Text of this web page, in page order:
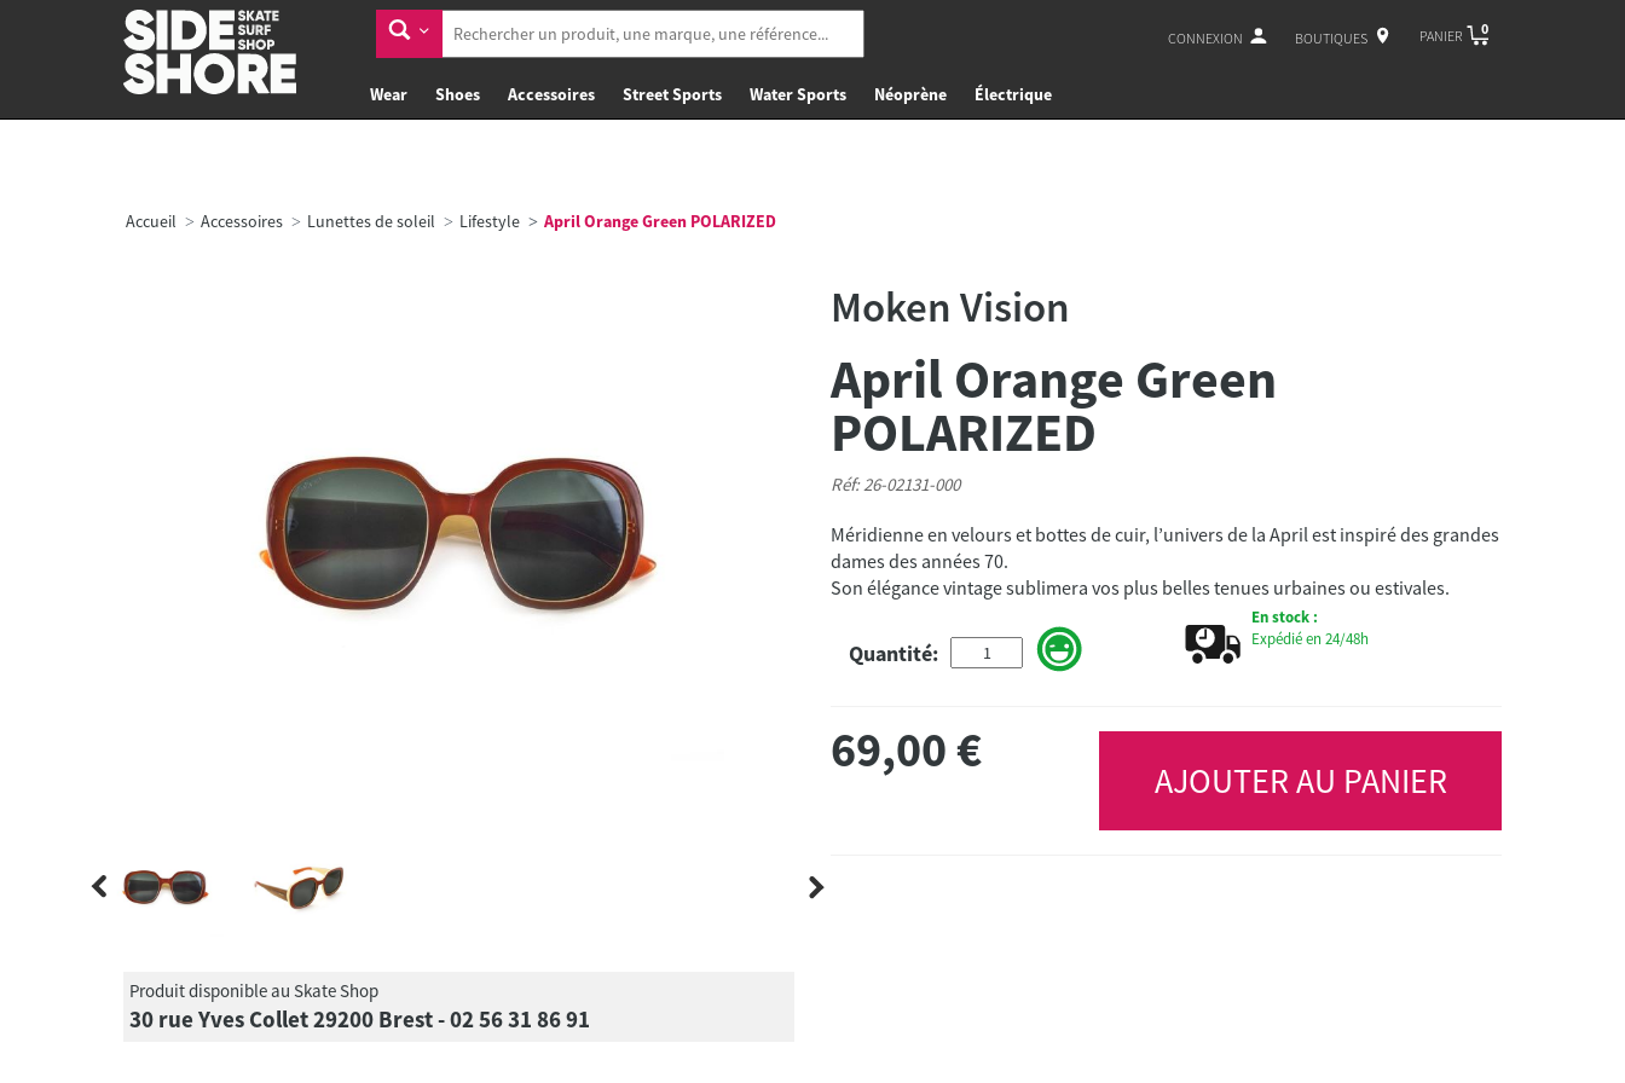
CONNEXION BOUTIQUES PANIER 0
Wear Shoes Accessoires Street Sports Water Sports Néoprène Électrique
Accueil Accessoires Lunettes de soleil Lifestyle April Orange Green POLARIZED
Produit disponible au Skate Shop
30 rue Yves Collet 29200 Brest - 02 56 31 86 91
Moken Vision
April Orange Green
POLARIZED
Réf: 26-02131-000
Méridienne en velours et bottes de cuir, l’univers de la April est inspiré des grandes
dames des années 70.
Son élégance vintage sublimera vos plus belles tenues urbaines ou estivales.
Quantité:
En stock :
Expédié en 24/48h
69,00€
AJOUTER AU PANIER